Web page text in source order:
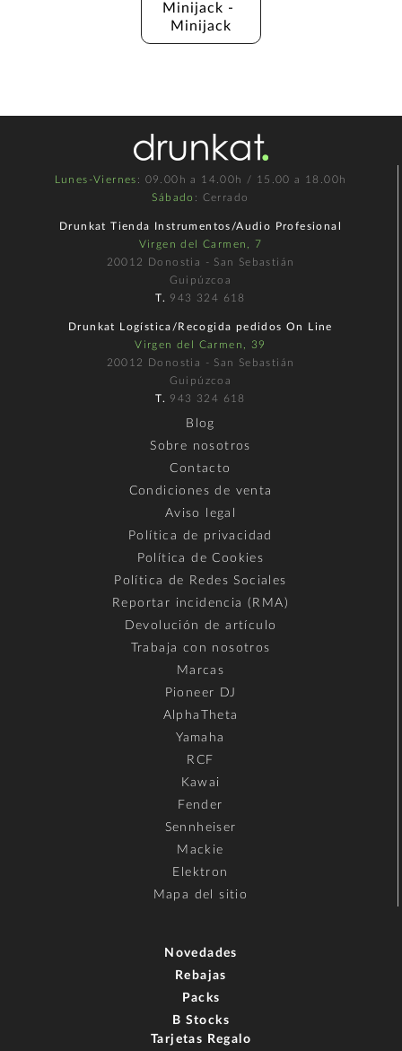
Minijack -
Minijack
Lunes-Viernes : 09.00h a 14.00h / 15.00 a 18.00h
Sábado : Cerrado
Drunkat Tienda Instrumentos/Audio Profesional
Virgen del Carmen, 7
20012 Donostia - San Sebastián
Guipúzcoa
T. 943 324 618
Drunkat Logística/Recogida pedidos On Line
Virgen del Carmen, 39
20012 Donostia - San Sebastián
Guipúzcoa
T. 943 324 618
Blog
Sobre nosotros
Contacto
Condiciones de venta
Aviso legal
Política de privacidad
Política de Cookies
Política de Redes Sociales
Reportar incidencia (RMA)
Devolución de artículo
Trabaja con nosotros
Marcas
Pioneer DJ
AlphaTheta
Yamaha
RCF
Kawai
Fender
Sennheiser
Mackie
Elektron
Mapa del sitio
Novedades
Rebajas
Packs
B Stocks
Tarjetas Regalo